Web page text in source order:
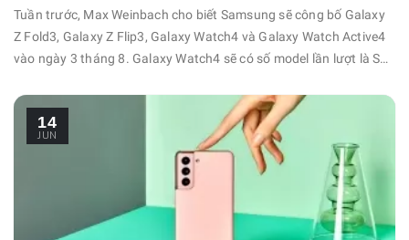
Tuần trước, Max Weinbach cho biết Samsung sẽ công bố Galaxy
Z Fold3, Galaxy Z Flip3, Galaxy Watch4 và Galaxy Watch Active4
vào ngày 3 tháng 8. Galaxy Watch4 sẽ có số model lần lượt là SM-
thông Liên bang (FCC), tương ứng với các phiên bản LTE và Wi-Fi.
Những tin đồn xung quanh Galaxy Watch 4 đã tiết lộ smartwatch
14
JUN